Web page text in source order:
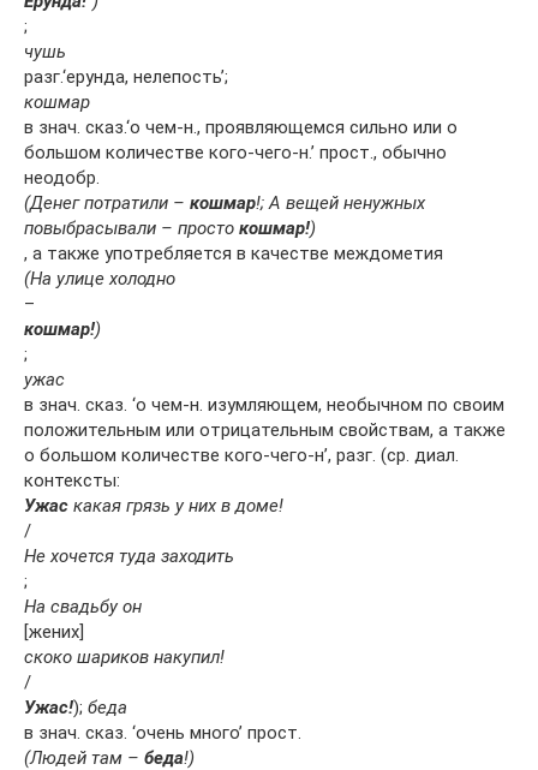
;
чушь
разг.‘ерунда, нелепость’;
кошмар
в знач. сказ.‘о чем-н., проявляющемся сильно или о
большом количестве кого-чего-н.’ прост., обычно
неодобр.
(Денег потратили – кошмар!; А вещей ненужных
повыбрасывали – просто кошмар!)
, а также употребляется в качестве междометия
(На улице холодно
–
кошмар!)
;
ужас
в знач. сказ. ‘о чем-н. изумляющем, необычном по своим
положительным или отрицательным свойствам, а также
о большом количестве кого-чего-н’, разг. (ср. диал.
контексты:
Ужас какая грязь у них в доме!
/
Не хочется туда заходить
;
На свадьбу он
[жених]
скоко шариков накупил!
/
Ужас!); беда
в знач. сказ. ‘очень много’ прост.
(Людей там – беда!)